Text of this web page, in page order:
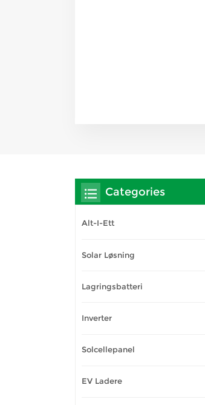
Categories
Alt-I-Ett
Solar Løsning
Lagringsbatteri
Inverter
Solcellepanel
EV Ladere